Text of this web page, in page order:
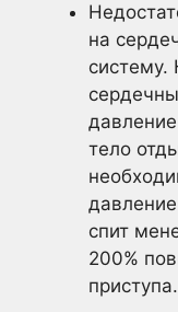
на
систему.
тело
спит
200%
приступа.